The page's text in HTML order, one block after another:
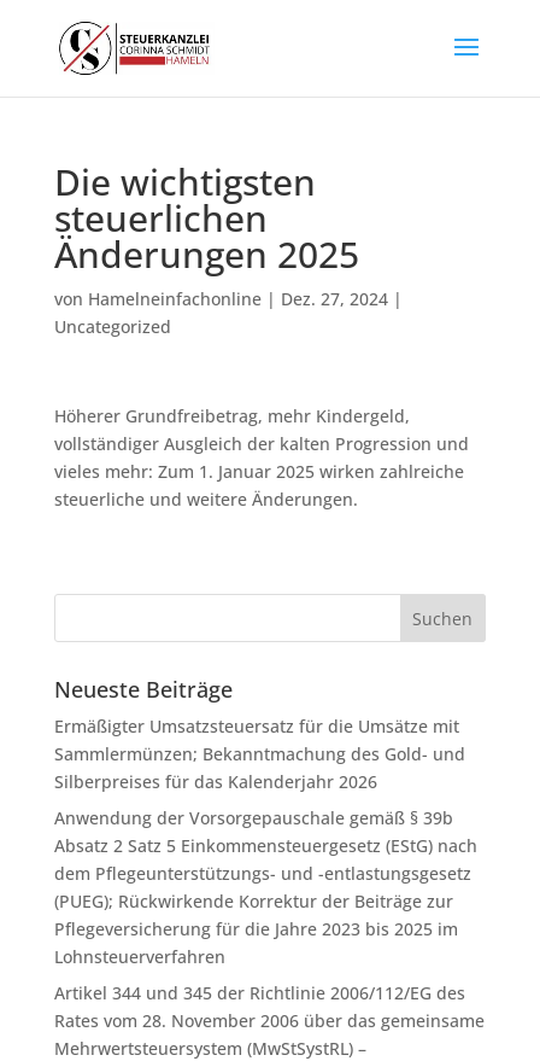
Die wichtigsten
steuerlichen
Änderungen 2025
von Hamelneinfachonline| Dez. 27, 2024|
Uncategorized
Höherer Grundfreibetrag, mehr Kindergeld,
vollständiger Ausgleich der kalten Progression und
vieles mehr: Zum 1. Januar 2025 wirken zahlreiche
steuerliche und weitere Änderungen.
Neueste Beiträge
Ermäßigter Umsatzsteuersatz für die Umsätze mit
Sammlermünzen; Bekanntmachung des Gold- und
Silberpreises für das Kalenderjahr 2026
Anwendung der Vorsorgepauschale gemäß § 39b
Absatz 2 Satz 5 Einkommensteuergesetz (EStG) nach
dem Pflegeunterstützungs- und -entlastungsgesetz
(PUEG); Rückwirkende Korrektur der Beiträge zur
Pflegeversicherung für die Jahre 2023 bis 2025 im
Lohnsteuerverfahren
Artikel 344 und 345 der Richtlinie 2006/112/EG des
Rates vom 28. November 2006 über das gemeinsame
Mehrwertsteuersystem (MwStSystRL) –